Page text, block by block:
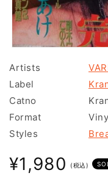
ー
ル
で
メ
デ
ィ
ア
を
開
Artists
Label
Catno
Format
Styles
通
常
¥1,980 (税込)